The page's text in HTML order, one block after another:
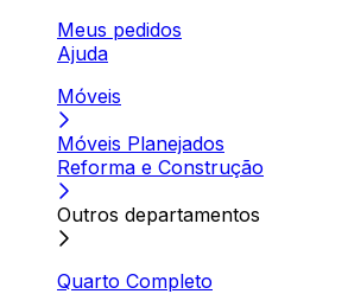
Meus pedidos
Ajuda
Móveis
Móveis Planejados
Reforma e Construção
Outros departamentos
Quarto Completo